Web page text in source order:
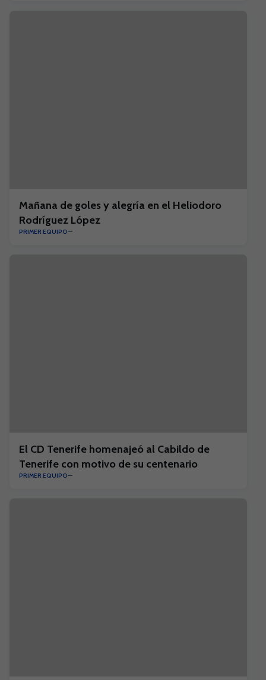
Mañana de goles y alegría en el Heliodoro
Rodríguez López
PRIMER EQUIPO
El CD Tenerife homenajeó al Cabildo de
Tenerife con motivo de su centenario
PRIMER EQUIPO